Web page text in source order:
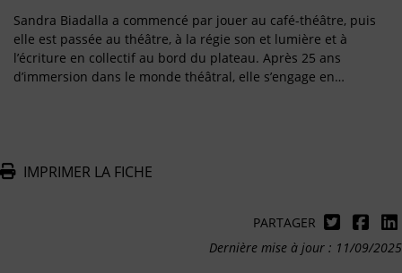
Sandra Biadalla a commencé par jouer au café-théâtre, puis
elle est passée au théâtre, à la régie son et lumière et à
l’écriture en collectif au bord du plateau. Après 25 ans
d’immersion dans le monde théâtral, elle s’engage en…
IMPRIMER LA FICHE
PARTAGER
Dernière mise à jour : 11/09/2025